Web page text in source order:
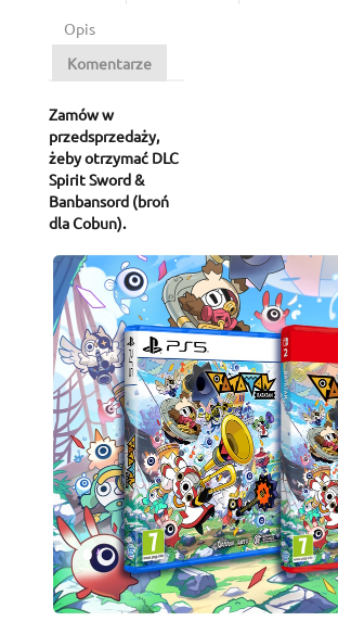
Opis
Komentarze
Zamów w
przedsprzedaży,
żeby otrzymać DLC
Spirit Sword &
Banbansord (broń
dla Cobun).